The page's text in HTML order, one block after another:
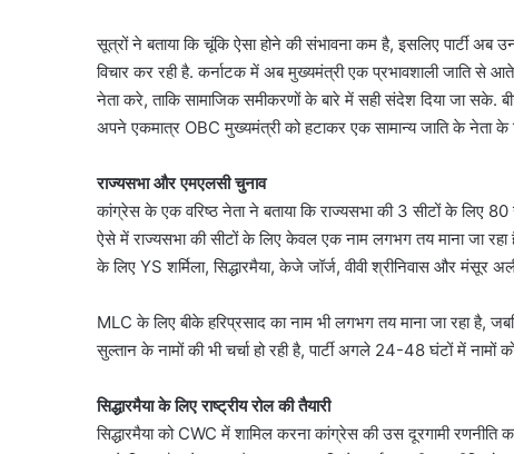
सूत्रों ने बताया कि चूंकि ऐसा होने की संभावना कम है, इसलिए पार्टी
विचार कर रही है. कर्नाटक में अब मुख्यमंत्री एक प्रभावशाली जाति से
नेता करे, ताकि सामाजिक समीकरणों के बारे में सही संदेश दिया जा सके.
अपने एकमात्र OBC मुख्यमंत्री को हटाकर एक सामान्य जाति के नेता के
राज्यसभा और एमएलसी चुनाव
कांग्रेस के एक वरिष्ठ नेता ने बताया कि राज्यसभा की 3 सीटों के लिए
ऐसे में राज्यसभा की सीटों के लिए केवल एक नाम लगभग तय माना जा
के लिए YS शर्मिला, सिद्धारमैया, केजे जॉर्ज, वीवी श्रीनिवास और मंसूर
MLC के लिए बीके हरिप्रसाद का नाम भी लगभग तय माना जा रहा है,
सुल्तान के नामों की भी चर्चा हो रही है, पार्टी अगले 24-48 घंटों में
सिद्धारमैया के लिए राष्ट्रीय रोल की तैयारी
सिद्धारमैया को CWC में शामिल करना कांग्रेस की उस दूरगामी रणनीति